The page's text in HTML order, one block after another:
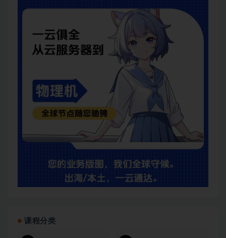
课程分类